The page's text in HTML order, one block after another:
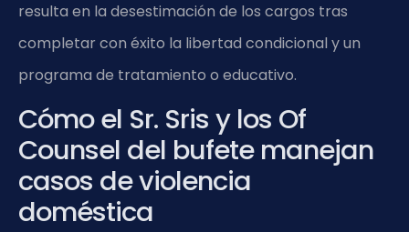
resulta en la desestimación de los cargos tras
completar con éxito la libertad condicional y un
programa de tratamiento o educativo.
Cómo el Sr. Sris y los Of
Counsel del bufete manejan
casos de violencia
doméstica